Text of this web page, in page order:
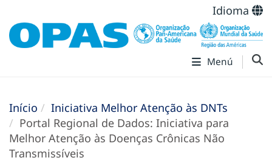
Idioma
Menú
Início
Iniciativa Melhor Atenção às DNTs
Portal Regional de Dados: Iniciativa para
Melhor Atenção às Doenças Crônicas Não
Transmissíveis